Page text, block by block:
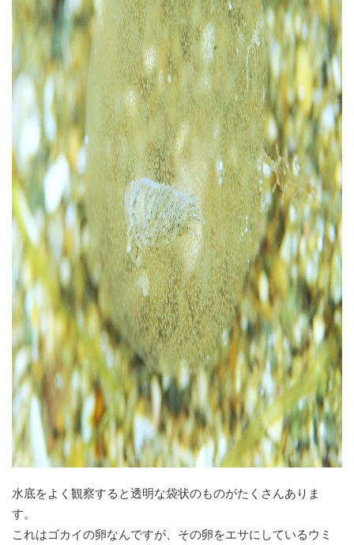
水底をよく観察すると透明な袋状のものがたくさんありま
す。
これはゴカイの卵なんですが、その卵をエサにしているウミ